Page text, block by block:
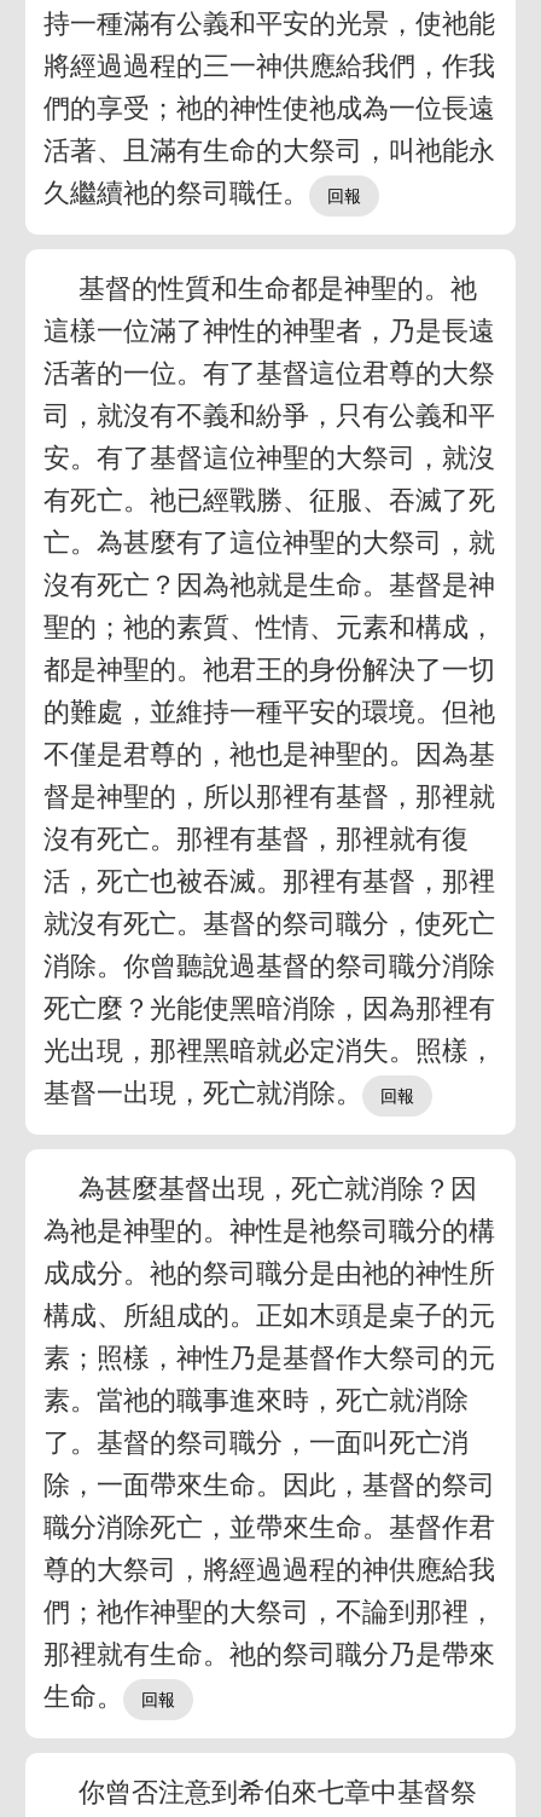
持一種滿有公義和平安的光景，使祂能
將經過過程的三一神供應給我們，作我
們的享受；祂的神性使祂成為一位長遠
活著、且滿有生命的大祭司，叫祂能永
久繼續祂的祭司職任。
基督的性質和生命都是神聖的。祂
這樣一位滿了神性的神聖者，乃是長遠
活著的一位。有了基督這位君尊的大祭
司，就沒有不義和紛爭，只有公義和平
安。有了基督這位神聖的大祭司，就沒
有死亡。祂已經戰勝、征服、吞滅了死
亡。為甚麼有了這位神聖的大祭司，就
沒有死亡？因為祂就是生命。基督是神
聖的；祂的素質、性情、元素和構成，
都是神聖的。祂君王的身份解決了一切
的難處，並維持一種平安的環境。但祂
不僅是君尊的，祂也是神聖的。因為基
督是神聖的，所以那裡有基督，那裡就
沒有死亡。那裡有基督，那裡就有復
活，死亡也被吞滅。那裡有基督，那裡
就沒有死亡。基督的祭司職分，使死亡
消除。你曾聽說過基督的祭司職分消除
死亡麼？光能使黑暗消除，因為那裡有
光出現，那裡黑暗就必定消失。照樣，
基督一出現，死亡就消除。
為甚麼基督出現，死亡就消除？因
為祂是神聖的。神性是祂祭司職分的構
成成分。祂的祭司職分是由祂的神性所
構成、所組成的。正如木頭是桌子的元
素；照樣，神性乃是基督作大祭司的元
素。當祂的職事進來時，死亡就消除
了。基督的祭司職分，一面叫死亡消
除，一面帶來生命。因此，基督的祭司
職分消除死亡，並帶來生命。基督作君
尊的大祭司，將經過過程的神供應給我
們；祂作神聖的大祭司，不論到那裡，
那裡就有生命。祂的祭司職分乃是帶來
生命。
你曾否注意到希伯來七章中基督祭